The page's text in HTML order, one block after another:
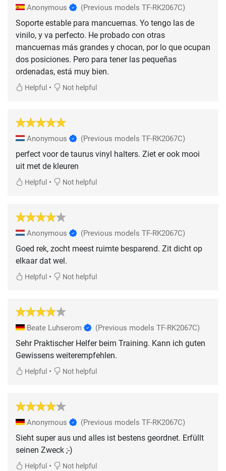
Anonymous (Previous models TF-RK2067C)
Soporte estable para mancuernas. Yo tengo las de
vinilo, y va perfecto. He probado con otras
mancuernas más grandes y chocan, por lo que ocupan
dos posiciones. Pero para tener las pequeñas
ordenadas, está muy bien.
Helpful • Not helpful
Anonymous (Previous models TF-RK2067C)
perfect voor de taurus vinyl halters. Ziet er ook mooi
uit met de kleuren
Helpful • Not helpful
Anonymous (Previous models TF-RK2067C)
Goed rek, zocht meest ruimte besparend. Zit dicht op
elkaar dat wel.
Helpful • Not helpful
Beate Luhserom (Previous models TF-RK2067C)
Sehr Praktischer Helfer beim Training. Kann ich guten
Gewissens weiterempfehlen.
Helpful • Not helpful
Anonymous (Previous models TF-RK2067C)
Sieht super aus und alles ist bestens geordnet. Erfüllt
seinen Zweck ;-)
Helpful • Not helpful